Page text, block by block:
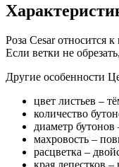
Роза Cesar относится
Если ветки не
Другие особенности
цвет листьев –
количество
диаметр
махровость –
расцветка –